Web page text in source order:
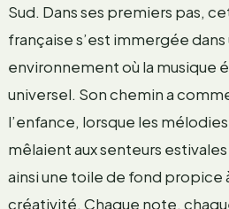
Sud. Dans ses premiers pas,
française s’est immergée dans
environnement où la musique
universel. Son chemin a
l’enfance, lorsque les
mêlaient aux senteurs
ainsi une toile de fond propice
créativité. Chaque note,